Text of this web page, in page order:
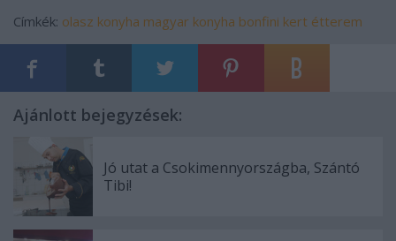
Címkék: olasz konyha magyar konyha bonfini kert étterem
Ajánlott bejegyzések:
Jó utat a Csokimennyországba, Szántó
Tibi!